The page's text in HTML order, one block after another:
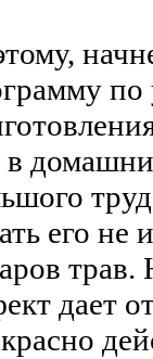
по
в
его не
дает